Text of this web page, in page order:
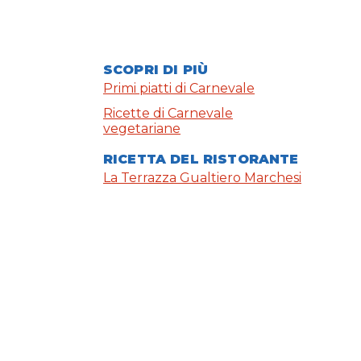
SCOPRI DI PIÙ
Primi piatti di Carnevale
Ricette di Carnevale
vegetariane
RICETTA DEL RISTORANTE
La Terrazza Gualtiero Marchesi